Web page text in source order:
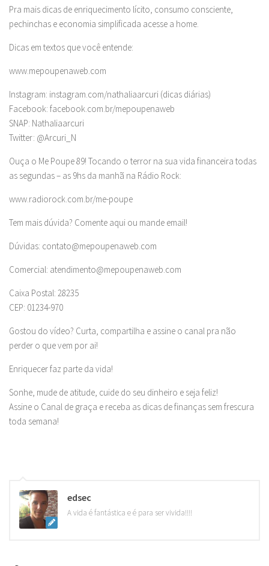
Pra mais dicas de enriquecimento lícito, consumo consciente,
pechinchas e economia simplificada acesse a home.
Dicas em textos que você entende:
www.mepoupenaweb.com
Instagram: instagram.com/nathaliaarcuri (dicas diárias)
Facebook: facebook.com.br/mepoupenaweb
SNAP: Nathaliaarcuri
Twitter: @Arcuri_N
Ouça o Me Poupe 89! Tocando o terror na sua vida financeira todas
as segundas – as 9hs da manhã na Rádio Rock:
www.radiorock.com.br/me-poupe
Tem mais dúvida? Comente aqui ou mande email!
Dúvidas: contato@mepoupenaweb.com
Comercial: atendimento@mepoupenaweb.com
Caixa Postal: 28235
CEP: 01234-970
Gostou do vídeo? Curta, compartilha e assine o canal pra não
perder o que vem por ai!
Enriquecer faz parte da vida!
Sonhe, mude de atitude, cuide do seu dinheiro e seja feliz!
Assine o Canal de graça e receba as dicas de finanças sem frescura
toda semana!
edsec
A vida é fantástica e é para ser vivida!!!!